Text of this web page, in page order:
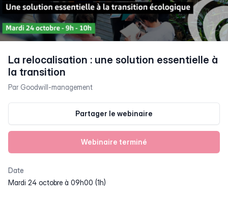
La relocalisation : une solution essentielle à
la transition
Par Goodwill-management
Partager le webinaire
Webinaire terminé
Date
mardi 24 octobre à 09h00 (1h)